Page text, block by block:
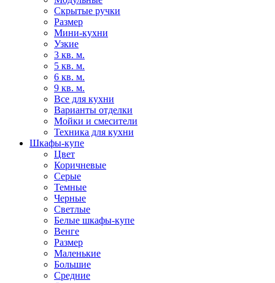
Скрытые ручки
Размер
Мини-кухни
Узкие
3 кв. м.
5 кв. м.
6 кв. м.
9 кв. м.
Все для кухни
Варианты отделки
Мойки и смесители
Техника для кухни
Шкафы-купе
Цвет
Коричневые
Серые
Темные
Черные
Светлые
Белые шкафы-купе
Венге
Размер
Маленькие
Большие
Средние